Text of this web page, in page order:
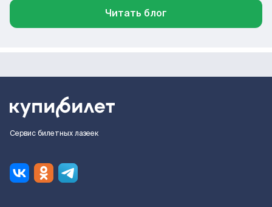
Читать блог
Сервис билетных лазеек